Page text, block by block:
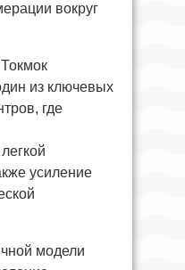
вокруг
из ключевых
где
усиление
модели